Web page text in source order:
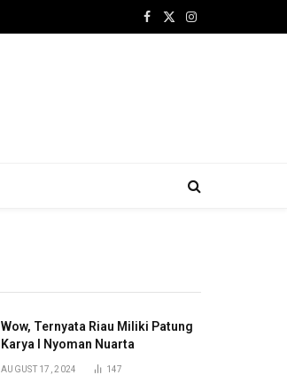
Facebook
X
Instagram
Wow, Ternyata Riau Miliki Patung
Karya I Nyoman Nuarta
AUGUST 17, 2024 147